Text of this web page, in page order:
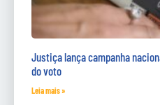
Justiça lança campanha
do voto
Leia mais »